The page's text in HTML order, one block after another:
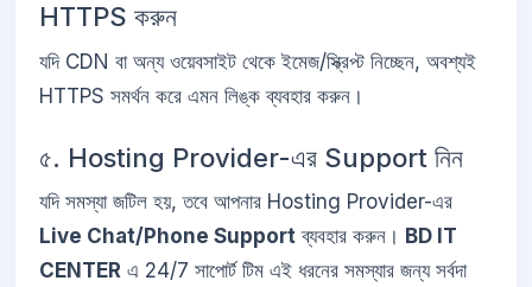
HTTPS করুন
যদি CDN বা অন্য ওয়েবসাইট থেকে ইমেজ/স্ক্রিপ্ট নিচ্ছেন, অবশ্যই
HTTPS সমর্থন করে এমন লিঙ্ক ব্যবহার করুন।
৫. Hosting Provider-এর Support নিন
যদি সমস্যা জটিল হয়, তবে আপনার Hosting Provider-এর
Live Chat/Phone Support ব্যবহার করুন। BD IT
CENTER এ 24/7 সাপোর্ট টিম এই ধরনের সমস্যার জন্য সর্বদা